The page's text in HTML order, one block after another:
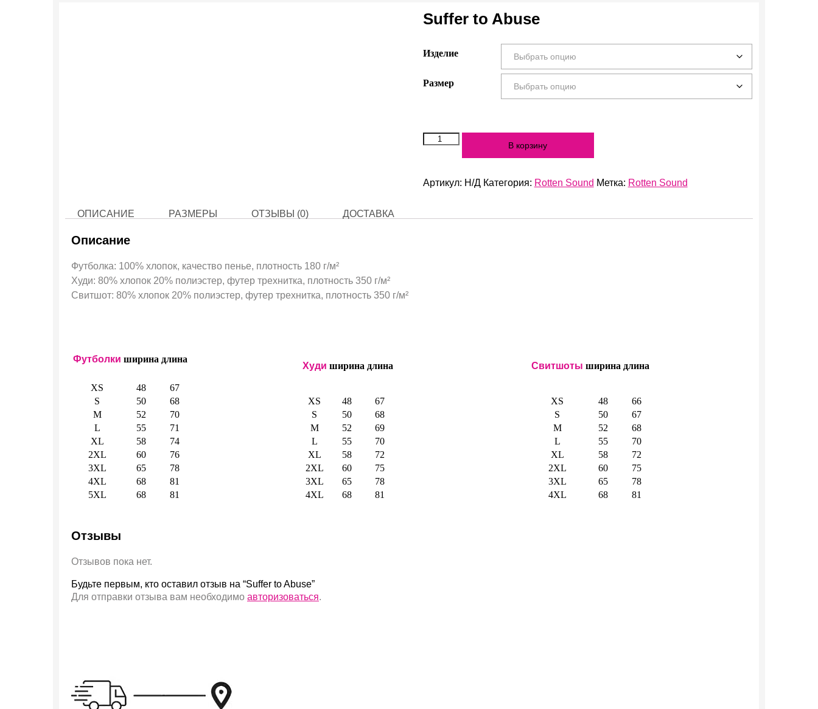
Suffer to Abuse
Изделие
Размер
Количество
Suffer
В корзину
Артикул: Н/Д Категория: Rotten Sound Метка: Rotten Sound
ОПИСАНИЕ РАЗМЕРЫ ОТЗЫВЫ (0) ДОСТАВКА
Описание
Футболка: 100% хлопок, качество пенье, плотность 180 г/м²
Худи: 80% хлопок 20% полиэстер, футер трехнитка, плотность 350 г/м²
Свитшот: 80% хлопок 20% полиэстер, футер трехнитка, плотность 350 г/м²
Футболки ширина длина
XS 48
67
S
50
68
M
52
70
L
55
71
XL
58
74
2XL
60
76
3XL
65
78
4XL
68
81
5XL
68 81
Худи ширина длина
XS 48
67
S
50
68
M
52
69
L
55
70
XL
58
72
2XL
60
75
3XL
65
78
4XL
68 81
Свитшоты ширина длина
XS 48
66
S
50
67
M
52
68
L
55
70
XL
58
72
2XL
60
75
3XL
65
78
4XL
68 81
Отзывы
Отзывов пока нет.
Будьте первым, кто оставил отзыв на “Suffer to Abuse”
Для отправки отзыва вам необходимо авторизоваться.